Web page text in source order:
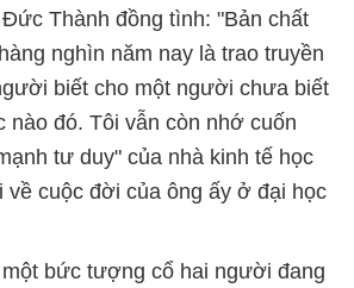
Thành đồng tình: "Bản chất
nghìn năm nay là trao truyền
biết cho một người chưa biết
nào đó. Tôi vẫn còn nhớ cuốn
tư duy" của nhà kinh tế học
về cuộc đời của ông ấy ở đại học
bức tượng cổ hai người đang